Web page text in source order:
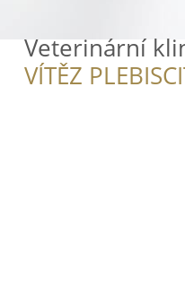
Veterinární
VÍTĚZ